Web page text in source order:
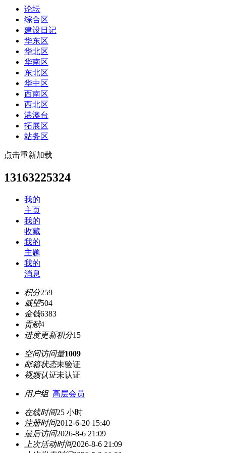
论坛
综合区
建设日记
华东区
华北区
华南区
东北区
华中区
西南区
西北区
港澳台
拓展区
站务区
点击重新加载
13163225324
我的
主页
我的
收藏
我的
主题
我的
消息
积分259
威望504
金钱6383
贡献4
进度更新积分15
空间访问量1009
邮箱状态未验证
视频认证未认证
用户组 高层会员
在线时间25 小时
注册时间2012-6-20 15:40
最后访问2026-8-6 21:09
上次活动时间2026-8-6 21:09